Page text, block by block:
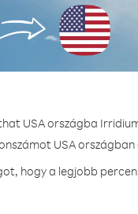
USA országba
USA
hogy a legjobb